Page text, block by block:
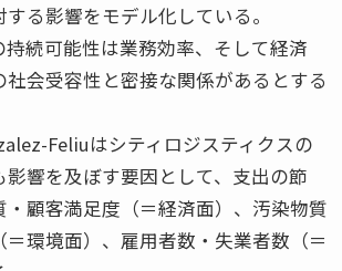
る影響をモデル化している。
持続可能性は業務効率、そして経済
会受容性と密接な関係があるとする
Feliuはシティロジスティクスの
響を及ぼす要因として、支出の節
顧客満足度（＝経済面）、汚染物質
環境面）、雇用者数・失業者数（＝